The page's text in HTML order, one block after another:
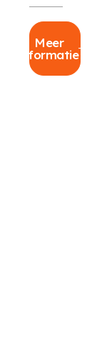
Meer
informatie